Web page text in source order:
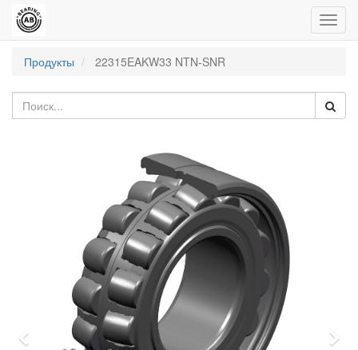
Продукты
22315EAKW33 NTN-SNR
Previous